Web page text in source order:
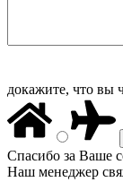
докажите, что вы
Спасибо за Ваше
Наш менеджер